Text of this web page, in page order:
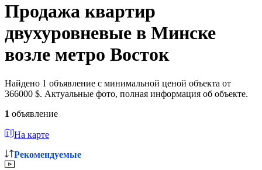
Продажа квартир
двухуровневые в Минске
возле метро Восток
Найдено 1 объявление с минимальной ценой объекта от
366000 $. Актуальные фото, полная информация об объекте.
1 объявление
На карте
Рекомендуемые